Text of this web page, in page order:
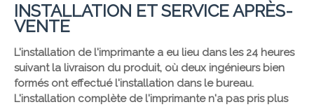
INSTALLATION ET SERVICE APRÈS-
VENTE
L'installation de l'imprimante a eu lieu dans les 24 heures
suivant la livraison du produit, où deux ingénieurs bien
formés ont effectué l'installation dans le bureau.
L'installation complète de l'imprimante n'a pas pris plus